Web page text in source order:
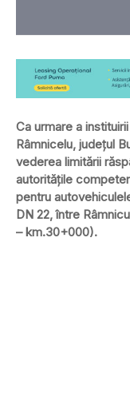
Ca urmare a
Râmnicelu, judeţul
vederea limitării
autorităţile
pentru
DN 22, între
– km.30+000).